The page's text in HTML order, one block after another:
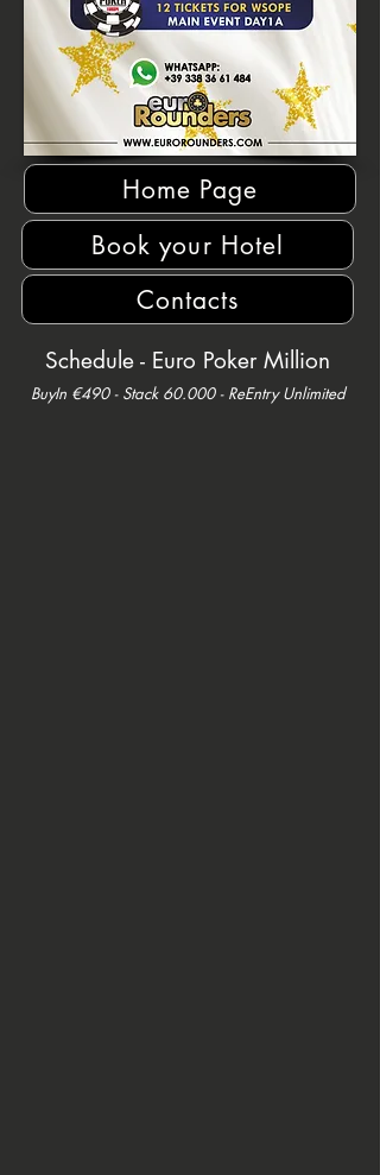
Home Page
Book your Hotel
Contacts
Schedule - Euro Poker Million
BuyIn €490- Stack 60.000 - ReEntry Unlimited